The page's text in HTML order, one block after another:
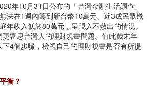
年10月31日公布的「台灣金融生活調查」
法在1週內籌到新台幣10萬元、近3成民眾幾
年收入低於80萬元，呈現入不敷出的情況。
審思台灣人的理財規畫問題。值此歲末年
4個步驟，檢視自己的理財規畫是否有所提
衡？